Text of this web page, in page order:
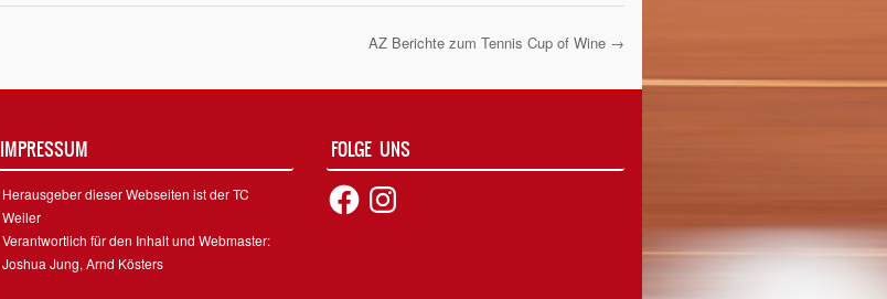
AZ Berichte zum Tennis Cup of Wine →
IMPRESSUM
Herausgeber dieser Webseiten ist der TC
Weiler
Verantwortlich für den Inhalt und Webmaster:
Joshua Jung, Arnd Kösters
FOLGE UNS
FacebookInstagram